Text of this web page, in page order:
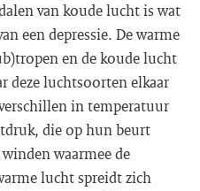
van koude lucht is wat
een depressie. De warme
en de koude lucht
deze luchtsoorten elkaar
in temperatuur
die op hun beurt
waarmee de
lucht spreidt zich